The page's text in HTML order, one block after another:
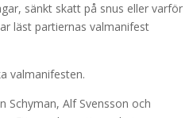
sänkt skatt på snus eller varför
läst partiernas valmanifest
valmanifesten.
Schyman, Alf Svensson och